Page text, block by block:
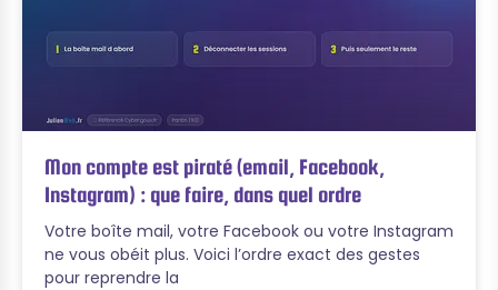
Mon compte est piraté (email, Facebook,
Instagram) : que faire, dans quel ordre
Votre boîte mail, votre Facebook ou votre Instagram
ne vous obéit plus. Voici l’ordre exact des gestes
pour reprendre la